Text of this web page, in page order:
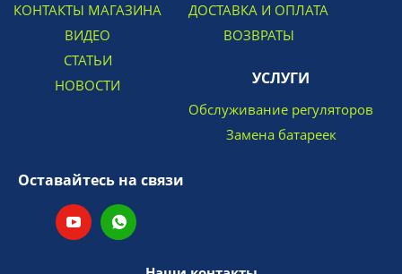
КОНТАКТЫ МАГАЗИНА
ВИДЕО
СТАТЬИ
НОВОСТИ
ДОСТАВКА И ОПЛАТА
ВОЗВРАТЫ
УСЛУГИ
Обслуживание регуляторов
Замена батареек
Оставайтесь на связи